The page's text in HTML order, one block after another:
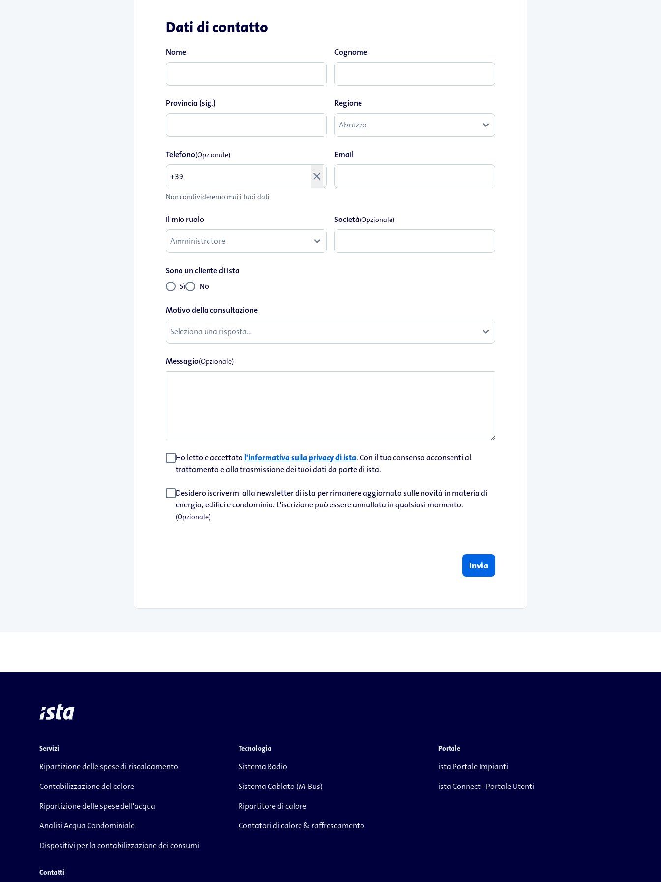
Dati di contatto
Nome Cognome
Provincia (sig.) Regione
Telefono(Opzionale)
close
Non condivideremo mai i tuoi dati
Email
Il mio ruolo Società(Opzionale)
Sono un cliente di ista
Sì
No
Motivo della consultazione
Messagio(Opzionale)
Ho letto e accettato l'informativa sulla privacy di ista. Con il tuo consenso acconsenti al
trattamento e alla trasmissione dei tuoi dati da parte di ista.
Desidero iscrivermi alla newsletter di ista per rimanere aggiornato sulle novità in materia di
energia, edifici e condominio. L'iscrizione può essere annullata in qualsiasi momento.
(Opzionale)
Invia
Servizi
Ripartizione delle spese di riscaldamento
Contabilizzazione del calore
Ripartizione delle spese dell'acqua
Analisi Acqua Condominiale
Dispositivi per la contabilizzazione dei consumi
Tecnologia
Sistema Radio
Sistema Cablato (M-Bus)
Ripartitore di calore
Contatori di calore & raffrescamento
Portale
ista Portale Impianti
ista Connect - Portale Utenti
Contatti